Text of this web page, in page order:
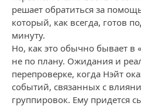
решает обратиться за
который, как всегда, готов
минуту.
Но, как это обычно бывает в
не по плану. Ожидания и
перепроверке, когда Нэйт
событий, связанных с
группировок. Ему придется